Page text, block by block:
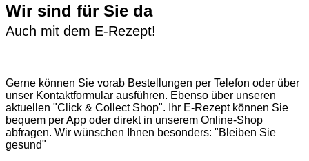
Wir sind für Sie da
Auch mit dem E-Rezept!
Gerne können Sie vorab Bestellungen per Telefon oder über
unser Kontaktformular ausführen. Ebenso über unseren
aktuellen "Click & Collect Shop". Ihr E-Rezept können Sie
bequem per App oder direkt in unserem Online-Shop
abfragen. Wir wünschen Ihnen besonders: "Bleiben Sie
gesund"